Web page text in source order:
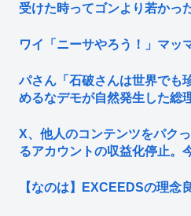
受けた時ってゴンより若かっ
ワイ「ニーサやろう！」マッ
パさん「石破さんは世界でも
めるなデモが自然発生した総
X、他人のコンテンツをパク
るアカウントの収益化停止。
【なのは】EXCEEDSの理念